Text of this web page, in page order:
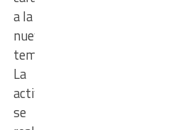
a la
nueva
temporada.
La
actividad
se